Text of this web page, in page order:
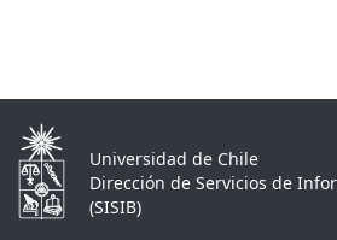
Universidad de Chile
Dirección de Servicios de
(SISIB)